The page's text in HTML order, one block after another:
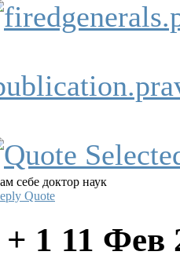
себе доктор наук
Quote
1 11 Фев